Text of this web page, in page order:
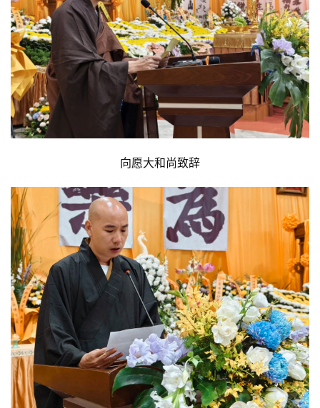
心
乐
菩
提
专
题
慈
善
佛
教
人
物
寺
院
巡
礼
登录 注册
向愿大和尚致辞